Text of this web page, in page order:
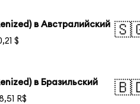
в Австралийский
$
в Бразильский
R$